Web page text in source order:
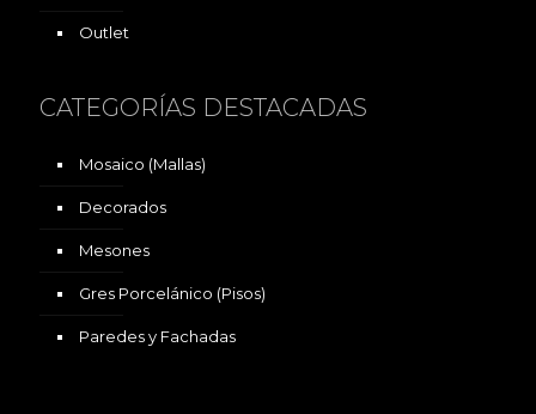
Outlet
CATEGORÍAS DESTACADAS
Mosaico (Mallas)
Decorados
Mesones
Gres Porcelánico (Pisos)
Paredes y Fachadas